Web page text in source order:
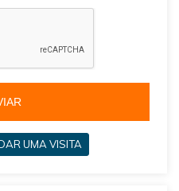
UMA VISITA